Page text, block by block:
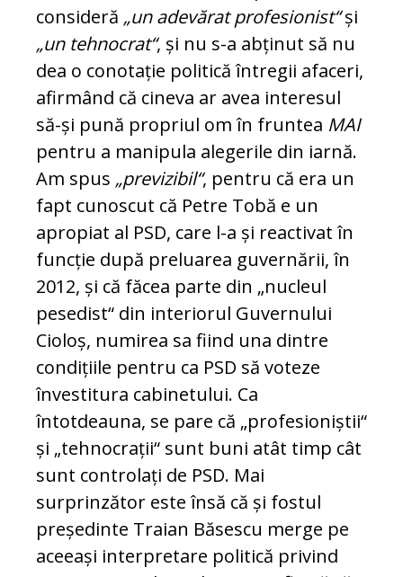
consideră „un ade­vărat profesionist“și
„un tehnocrat“, și nu s-a ab­ți­nut să nu
dea o conotație po­litică întregii afaceri,
afir­mând că cineva ar avea in­teresul
să-și pună propriul om în fruntea MAI
pentru a manipula alegerile din iar­nă.
Am spus „previzibil“, pentru că era un
fapt cu­nos­cut că Petre Tobă e un
apropiat al PSD, care l-a și reactivat în
funcție după preluarea gu­ver­nării, în
2012, și că făcea parte din „nu­cleul
pesedist“ din interiorul Guvernului
Cioloș, numirea sa fiind una dintre
con­dițiile pentru ca PSD să voteze
învestitura cabinetului. Ca
întotdeauna, se pare că „profesioniștii“
și „tehnocrații“ sunt buni atât timp cât
sunt controlați de PSD. Mai
surprinzător este însă că și fostul
preșe­dinte Traian Băsescu merge pe
aceeași in­ter­pretare politică privind